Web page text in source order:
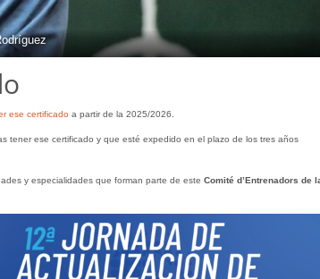
ese certificado a partir de la 2025/2026.
tener ese certificado y que esté expedido en el plazo de los tres años
y especialidades que forman parte de este Comité d’Entrenadors de